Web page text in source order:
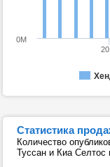
0M
Статистика
Количество
Туссан и Киа Селтос